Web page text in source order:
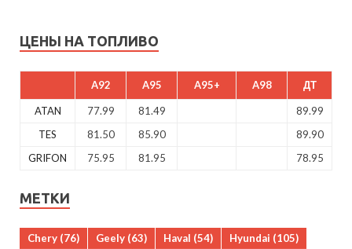
ЦЕНЫ НА ТОПЛИВО
A92 A95 A95+ A98 ДТ
ATAN 77.99 81.49
89.99
TES
81.50 85.90
89.90
GRIFON
75.95 81.95 78.95
МЕТКИ
Chery (76) Geely (63) Haval (54) Hyundai (105)